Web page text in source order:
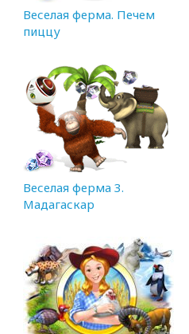
Веселая ферма. Печем
пиццу
Веселая ферма 3.
Мадагаскар